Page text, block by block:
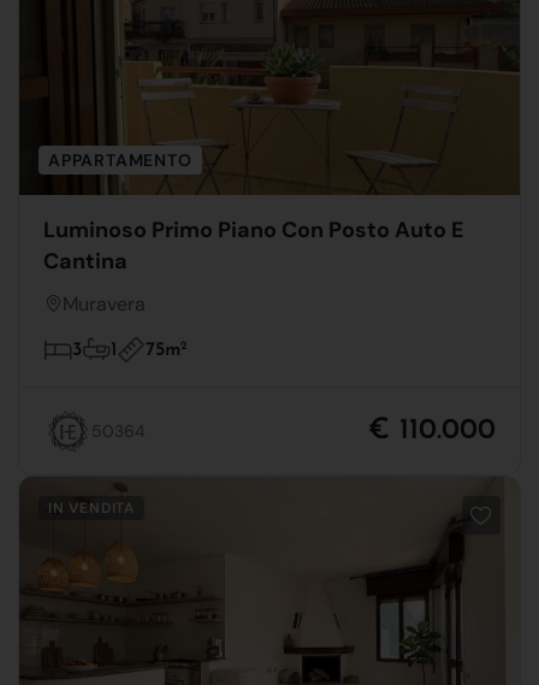
APPARTAMENTO
Luminoso Primo Piano Con Posto Auto E
Cantina
Muravera
3 1 75m2
50364 € 110.000
IN VENDITA